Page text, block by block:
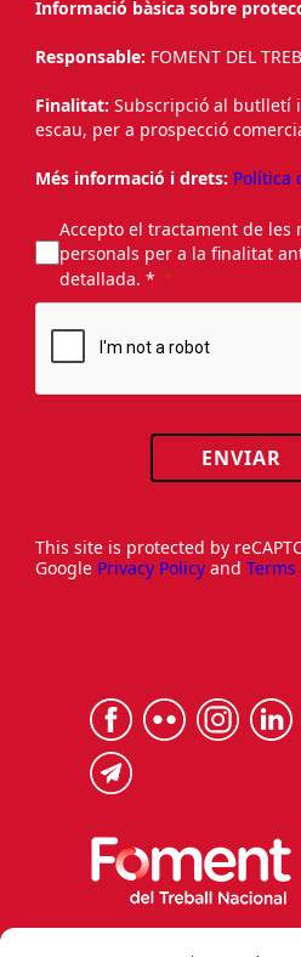
Informació bàsica sobre
Responsable: FOMENT DEL
Finalitat: Subscripció al butlletí
escau, per a prospecció
Més informació i drets: Política
Accepto el tractament de les
personals per a la finalitat
detallada. *
ENVIAR
This site is protected by
Google Privacy Policy and